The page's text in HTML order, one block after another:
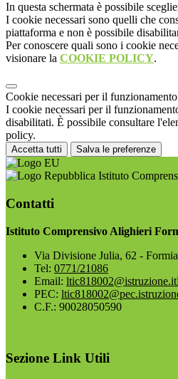
In questa schermata è possibile
I cookie necessari sono quelli che
piattaforma e non è possibile
Per conoscere quali sono i cookie
visionare la COOKIE POLICY.
Cookie necessari per il funzionamento
I cookie necessari per il
disabilitati. È possibile consultare
policy.
Accetta tutti Salva le preferenze
Istituto
Contatti
Istituto Comprensivo Alighieri
Via Divisione Julia, 62 -
Tel: 0771/21086
Email: ltic818002@istruzione.it
PEC:
C.F.: 90028050590
Sezione Link Utili